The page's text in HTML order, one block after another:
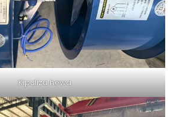
Kipuliza hewa